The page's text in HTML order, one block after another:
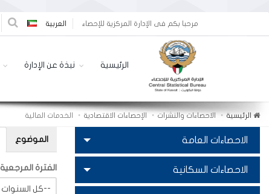
مرحبا بكم فى الإدارة المركزية للإحصاء العربية
الرئيسية نبذة عن الإدارة
الرئيسية الاحصاءات والنشرات الإحصاءات الاقتصادية الخدمات المالية
الاحصاءات العامة
الاحصاءات السكانية
الموضوع
الفترة المرجعية
-- كل السنوات--